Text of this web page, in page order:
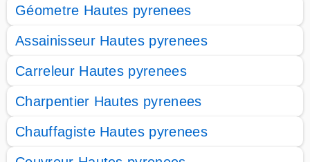
Géometre Hautes pyrenees
Assainisseur Hautes pyrenees
Carreleur Hautes pyrenees
Charpentier Hautes pyrenees
Chauffagiste Hautes pyrenees